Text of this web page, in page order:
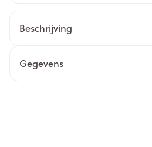
Beschrijving
Gegevens